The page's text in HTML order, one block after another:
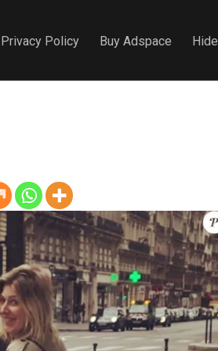
Privacy Policy Buy Adspace